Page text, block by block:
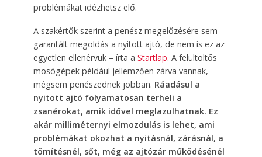
problémákat idézhetsz elő.
A szakértők szerint a penész megelőzésére sem
garantált megoldás a nyitott ajtó, de nem is ez az
egyetlen ellenérvük – írta a Startlap. A felültöltős
mosógépek például jellemzően zárva vannak,
mégsem penészednek jobban. Ráadásul a
nyitott ajtó folyamatosan terheli a
zsanérokat, amik idővel meglazulhatnak. Ez
akár milliméternyi elmozdulás is lehet, ami
problémákat okozhat a nyitásnál, zárásnál, a
tömítésnél, sőt, még az ajtózár működésénél